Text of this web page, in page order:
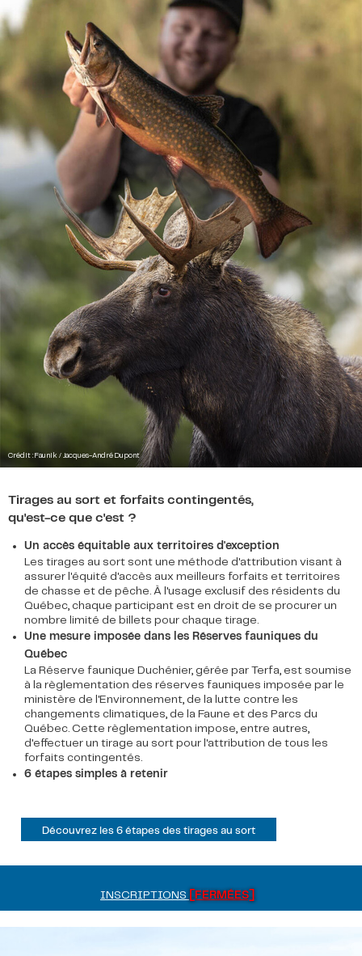
Crédit : Faunik / Jacques-André Dupont
Tirages au sort et forfaits contingentés,
qu'est-ce que c'est ?
Un accès équitable aux territoires d'exception
Les tirages au sort sont une méthode d'attribution visant à
assurer l'équité d'accès aux meilleurs forfaits et territoires
de chasse et de pêche. À l'usage exclusif des résidents du
Québec, chaque participant est en droit de se procurer un
nombre limité de billets pour chaque tirage.
Une mesure imposée dans les Réserves fauniques du
Québec
La Réserve faunique Duchénier, gérée par Terfa, est soumise
à la règlementation des réserves fauniques imposée par le
ministère de l'Environnement, de la lutte contre les
changements climatiques, de la Faune et des Parcs du
Québec. Cette règlementation impose, entre autres,
d'effectuer un tirage au sort pour l'attribution de tous les
forfaits contingentés.
6 étapes simples à retenir
Découvrez les 6 étapes des tirages au sort
INSCRIPTIONS [FERMÉES]